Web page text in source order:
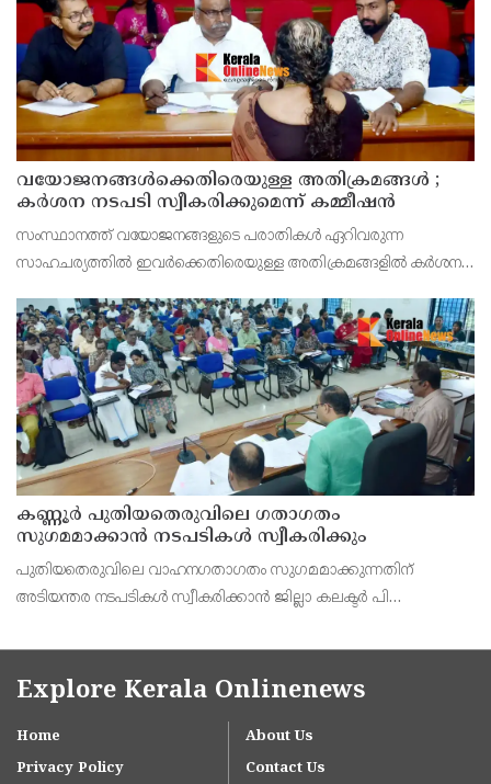
വയോജനങ്ങൾക്കെതിരെയുള്ള അതിക്രമങ്ങൾ ;
കർശന നടപടി സ്വീകരിക്കുമെന്ന് കമ്മീഷൻ
സംസ്ഥാനത്ത് വയോജനങ്ങളുടെ പരാതികൾ ഏറിവരുന്ന
സാഹചര്യത്തിൽ ഇവർക്കെതിരെയുള്ള അതിക്രമങ്ങളിൽ കർശന
കെ. സോമപ്രസാദ്.
കണ്ണൂർ പുതിയതെരുവിലെ ഗതാഗതം
സുഗമമാക്കാന്‍ നടപടികള്‍ സ്വീകരിക്കും
പുതിയതെരുവിലെ വാഹനഗതാഗതം സുഗമമാക്കുന്നതിന്
അടിയന്തര നടപടികള്‍ സ്വീകരിക്കാന്‍ ജില്ലാ കലക്ടര്‍ പി
Explore Kerala Onlinenews
Home
About Us
Privacy Policy
Contact Us